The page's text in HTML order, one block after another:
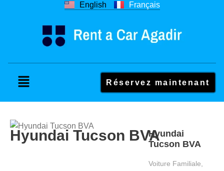
English Français
Réservez maintenant
Hyundai Tucson BVAHyundai
Tucson BVA
Voiture Familiale,